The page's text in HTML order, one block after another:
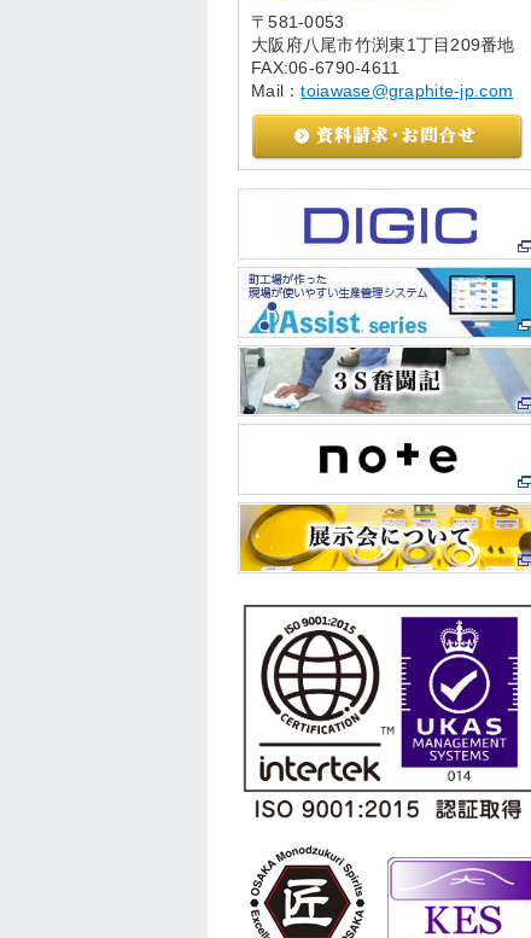
〒581-0053
大阪府八尾市竹渕東1丁目209番地
FAX:06-6790-4611
Mail：toiawase@graphite-jp.com